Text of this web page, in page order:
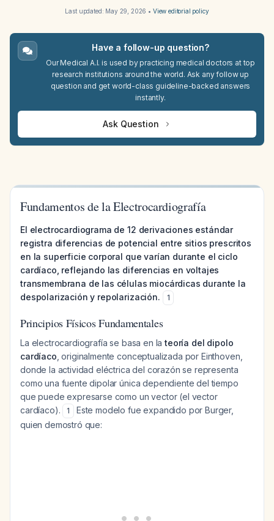
Last updated: May 29, 2026 • View editorial policy
Have a follow-up question?
Our Medical A.I. is used by practicing medical doctors at top
research institutions around the world. Ask any follow up
question and get world-class guideline-backed answers
instantly.
Ask Question
Fundamentos de la Electrocardiografía
El electrocardiograma de 12 derivaciones estándar
registra diferencias de potencial entre sitios prescritos
en la superficie corporal que varían durante el ciclo
cardíaco, reflejando las diferencias en voltajes
transmembrana de las células miocárdicas durante la
despolarización y repolarización.
1
Principios Físicos Fundamentales
La electrocardiografía se basa en lateoría del dipolo
cardíaco , originalmente conceptualizada por Einthoven,
donde la actividad eléctrica del corazón se representa
como una fuente dipolar única dependiente del tiempo
que puede expresarse como un vector (el vector
cardíaco).
1
Este modelo fue expandido por Burger,
quien demostró que: